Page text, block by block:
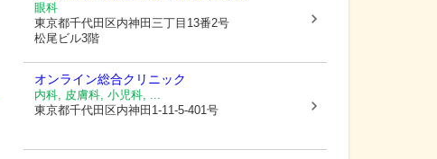
眼科
東京都千代田区内神田三丁目13番2号
松尾ビル3階
オンライン総合クリニック
内科, 皮膚科, 小児科, ...
東京都千代田区内神田1-11-5-401号